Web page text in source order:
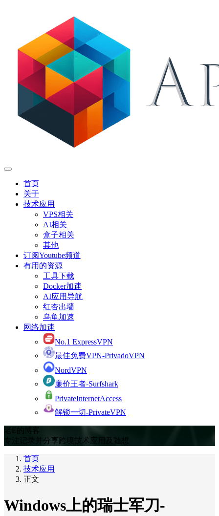
首页
关于
技术应用
VPS相关
AI相关
盒子相关
其他
订阅Youtube频道
有用的资源
工具下载
Docker加速
AI应用导航
红杏出墙
乌龟加速
网络加速
No.1 ExpressVPN
最佳免费VPN-PrivadoVPN
NordVPN
廉价王者-Surfshark
PrivateInternetAccess
解锁一切-PrivateVPN
老E的博客
专注记录并分享跨境技术应用及随想
首页
技术应用
正文
Windows上的瑞士军刀-